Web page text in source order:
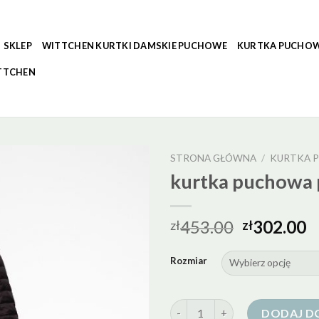
SKLEP WITTCHEN KURTKI DAMSKIE PUCHOWE KURTKA
STRONA GŁÓWNA / KURTKA
kurtka puchowa
zł453.00 zł302.00
Rozmiar
ilość kurtka puchowaDODAJ